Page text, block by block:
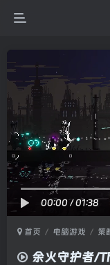
00:00/01:38
首页 电脑游戏 策
余火守护者/